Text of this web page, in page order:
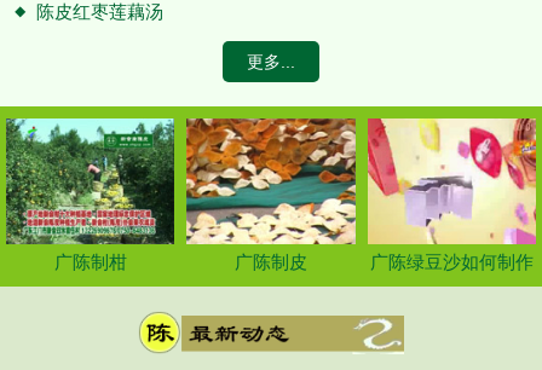
陈皮红枣莲藕汤
更多...
广陈制柑 广陈制皮 广陈绿豆沙如何制作